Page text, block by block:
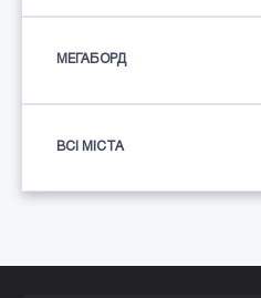
МЕГАБОРД
ВСІ МІСТА